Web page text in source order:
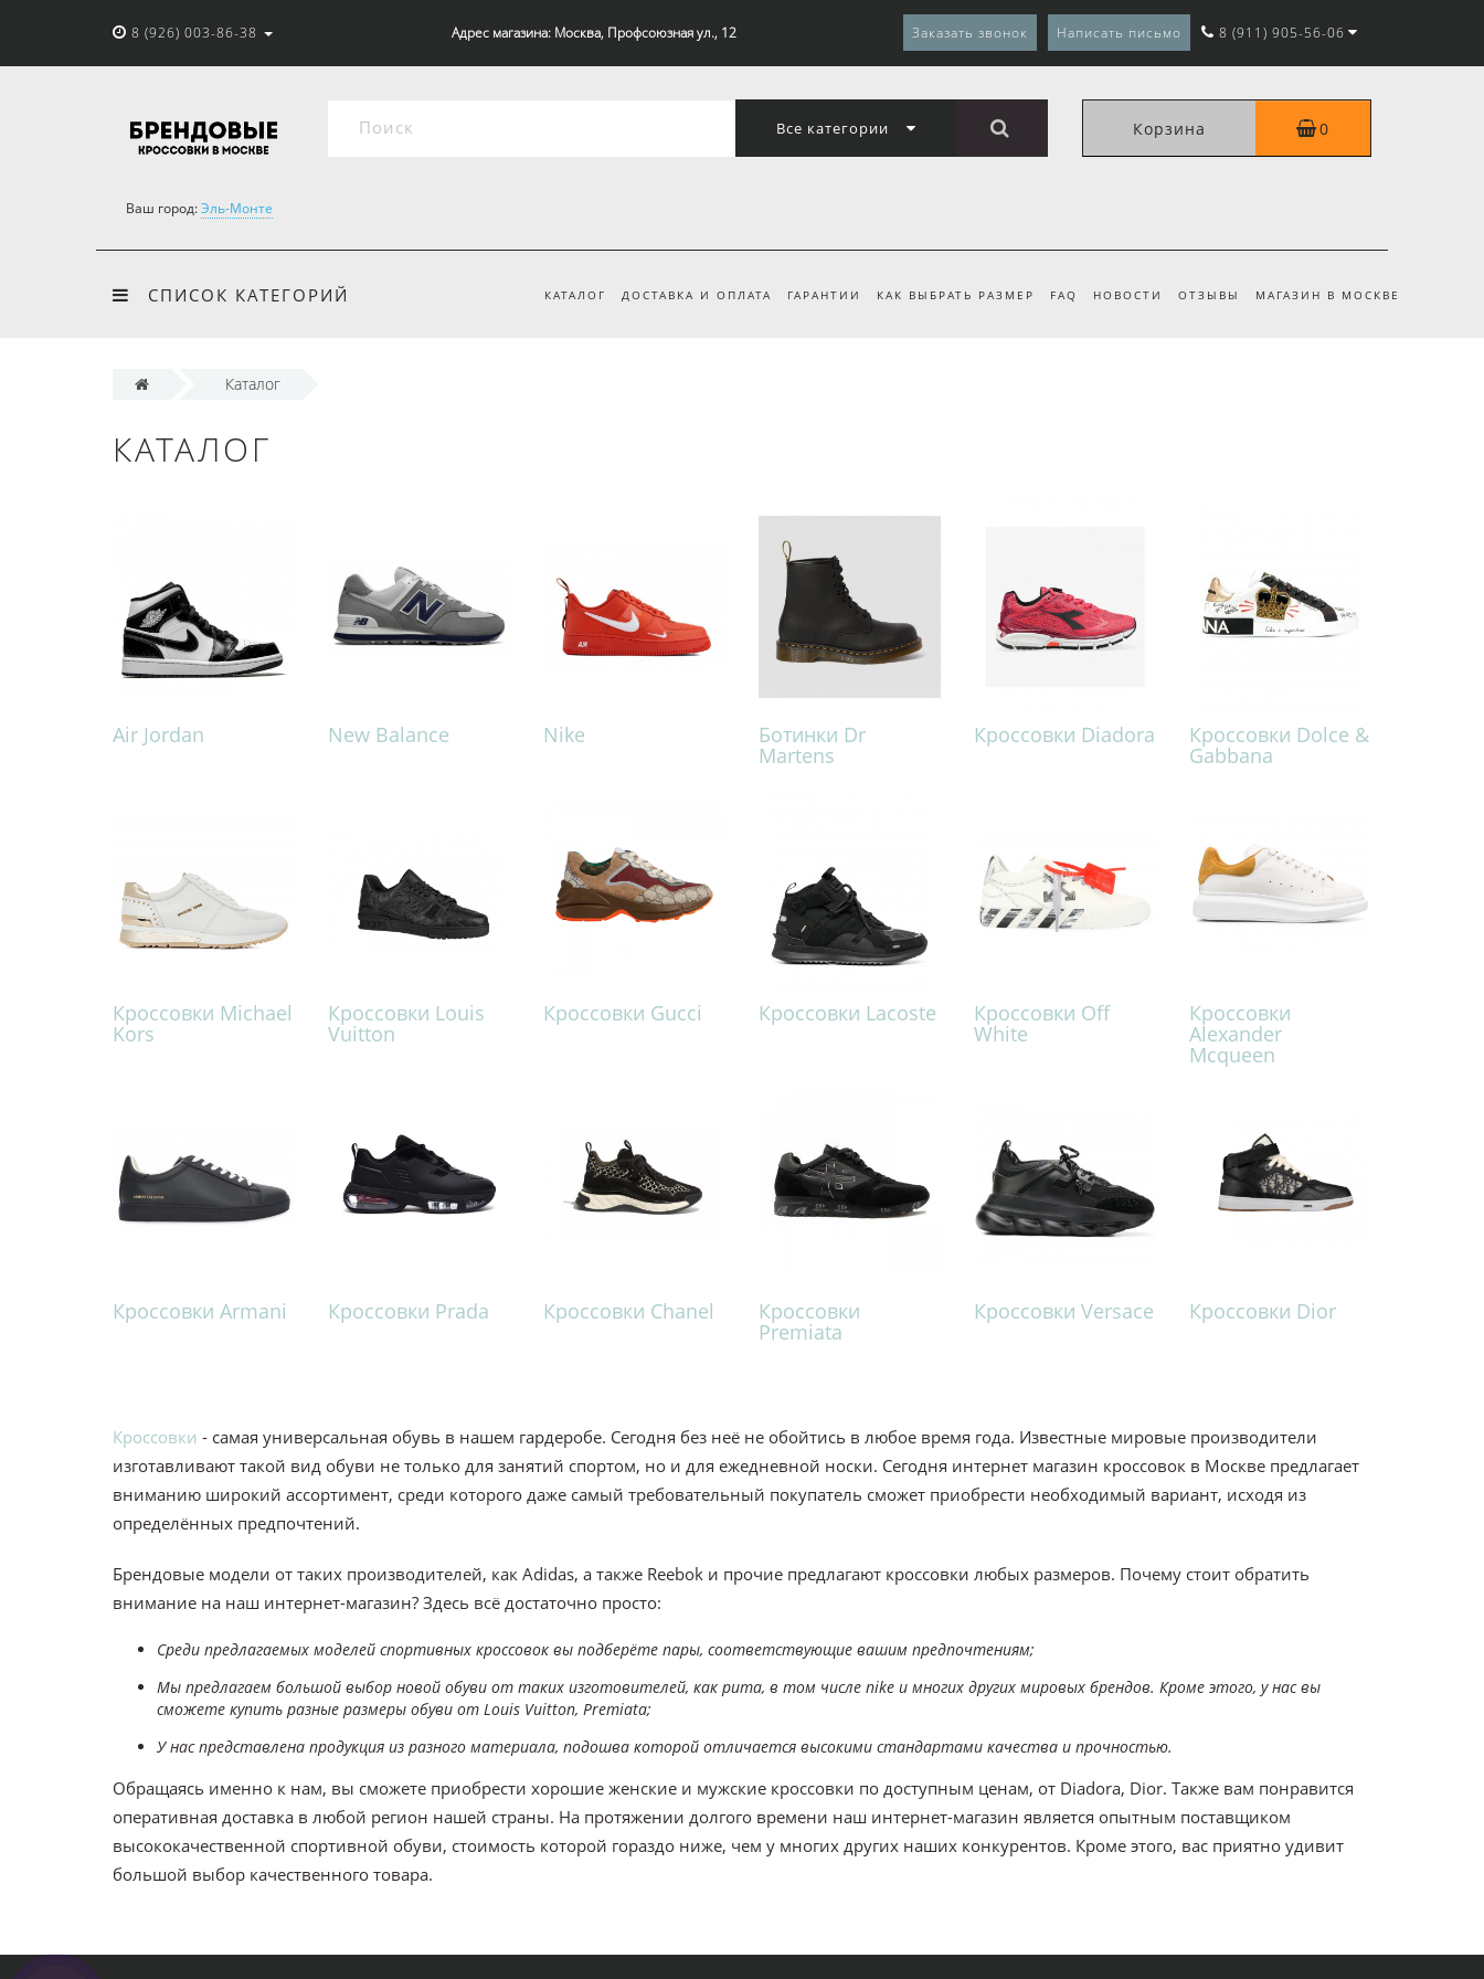
8 (926) 003-86-38 Адрес магазина: Москва, Профсоюзная ул., 12 Заказать звонок Написать письмо 8 (911) 905-56-06
Все категории Корзина 0
Ваш город:Эль-Монте
СПИСОК КАТЕГОРИЙ КАТАЛОГ ДОСТАВКА И ОПЛАТА ГАРАНТИИ КАК ВЫБРАТЬ РАЗМЕР FAQ НОВОСТИ ОТЗЫВЫ МАГАЗИН В МОСКВЕ
Каталог
КАТАЛОГ
Air Jordan New Balance Nike Ботинки Dr
Martens
Кроссовки Diadora Кроссовки Dolce &
Gabbana
Кроссовки Michael
Kors
Кроссовки Louis
Vuitton
Кроссовки Gucci Кроссовки Lacoste Кроссовки Off
White
Кроссовки
Alexander
Mcqueen
Кроссовки Armani Кроссовки Prada Кроссовки Chanel Кроссовки
Premiata
Кроссовки Versace Кроссовки Dior
Кроссовки - самая универсальная обувь в нашем гардеробе. Сегодня без неё не обойтись в любое время года. Известные мировые производители
изготавливают такой вид обуви не только для занятий спортом, но и для ежедневной носки. Сегодня интернет магазин кроссовок в Москве предлагает
вниманию широкий ассортимент, среди которого даже самый требовательный покупатель сможет приобрести необходимый вариант, исходя из
определённых предпочтений.
Брендовые модели от таких производителей, как Adidas, а также Reebok и прочие предлагают кроссовки любых размеров. Почему стоит обратить
внимание на наш интернет-магазин? Здесь всё достаточно просто:
Среди предлагаемых моделей спортивных кроссовок вы подберёте пары, соответствующие вашим предпочтениям;
Мы предлагаем большой выбор новой обуви от таких изготовителей, как puma, в том числе nike и многих других мировых брендов. Кроме этого, у нас вы
сможете купить разные размеры обуви от Louis Vuitton, Premiata;
У нас представлена продукция из разного материала, подошва которой отличается высокими стандартами качества и прочностью.
Обращаясь именно к нам, вы сможете приобрести хорошие женские и мужские кроссовки по доступным ценам, от Diadora, Dior. Также вам понравится
оперативная доставка в любой регион нашей страны. На протяжении долгого времени наш интернет-магазин является опытным поставщиком
высококачественной спортивной обуви, стоимость которой гораздо ниже, чем у многих других наших конкурентов. Кроме этого, вас приятно удивит
большой выбор качественного товара.